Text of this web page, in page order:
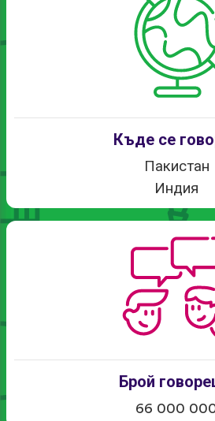
Къде се
Пакистан
Индия
Брой
66 000